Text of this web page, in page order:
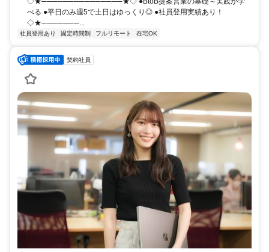
べる ●平日のみ週5で土日はゆっくり◎ ●社員登用実績あり！
◇★───────...
社員登用あり 固定時間制 フルリモート 在宅OK
契約社員